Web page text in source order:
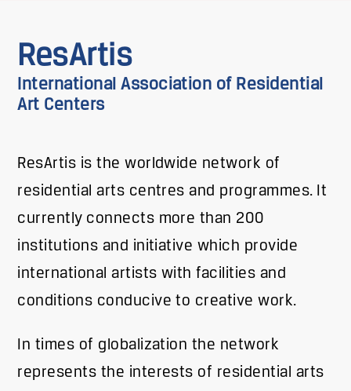
ResArtis
International Association of Residential
Art Centers
ResArtis is the worldwide network of
residential arts centres and programmes. It
currently connects more than 200
institutions and initiative which provide
international artists with facilities and
conditions conducive to creative work.
In times of globalization the network
represents the interests of residential arts